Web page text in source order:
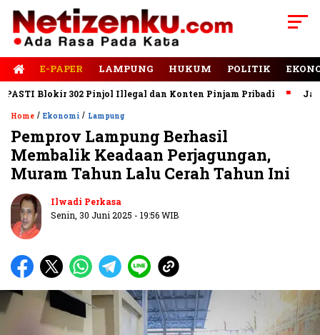
E-PAPER LAMPUNG HUKUM POLITIK
Blokir 302 Pinjol Illegal dan Konten Pinjam Pribadi Jalan
Home / Ekonomi / Lampung
Pemprov Lampung Berhasil
Membalik Keadaan Perjagungan,
Muram Tahun Lalu Cerah Tahun Ini
Ilwadi Perkasa
Senin, 30 Juni 2025 - 19:56 WIB